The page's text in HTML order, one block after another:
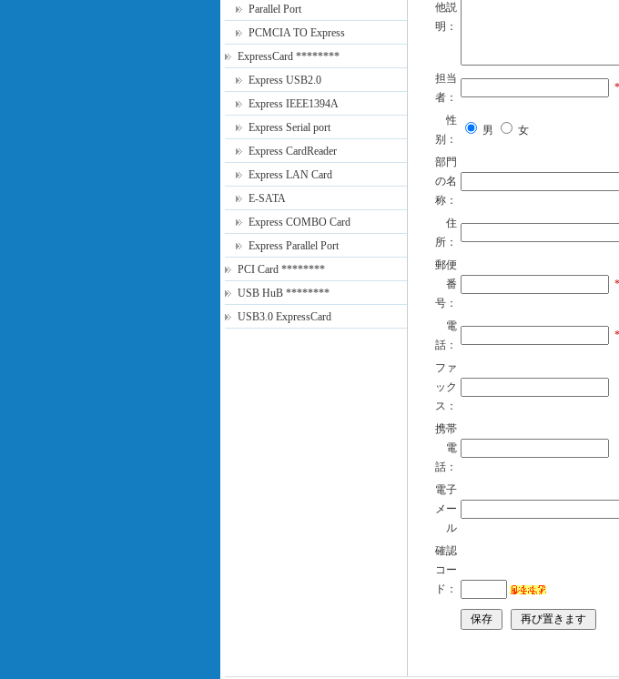
Parallel Port
PCMCIA TO Express
ExpressCard ********
Express USB2.0
Express IEEE1394A
Express Serial port
Express CardReader
Express LAN Card
E-SATA
Express COMBO Card
Express Parallel Port
PCI Card ********
USB HuB ********
USB3.0 ExpressCard
他説
明：
担当
者：
*
性
别：
男 女
部門
の名
称：
住
所：
郵便
番
号：
*
電
話：
*
ファ
ック
ス：
携帯
電
話：
電子
メー
ル
確認
コー
ド：